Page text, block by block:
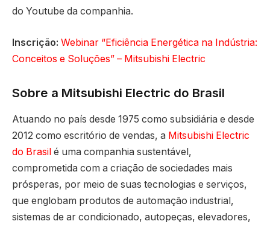
do Youtube da companhia.
Inscrição: Webinar “Eficiência Energética na Indústria:
Conceitos e Soluções” – Mitsubishi Electric
Sobre a Mitsubishi Electric do Brasil
Atuando no país desde 1975 como subsidiária e desde
2012 como escritório de vendas, a Mitsubishi Electric
do Brasil é uma companhia sustentável,
comprometida com a criação de sociedades mais
prósperas, por meio de suas tecnologias e serviços,
que englobam produtos de automação industrial,
sistemas de ar condicionado, autopeças, elevadores,